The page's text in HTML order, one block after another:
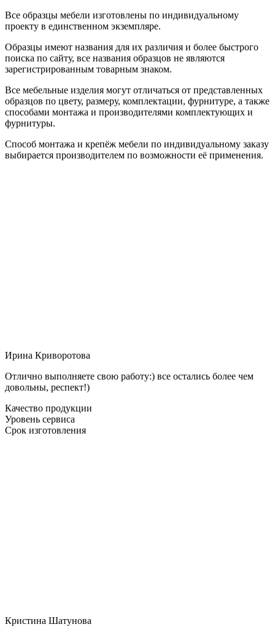
Все образцы мебели изготовлены по индивидуальному
проекту в единственном экземпляре.
Образцы имеют названия для их различия и более быстрого
поиска по сайту, все названия образцов не являются
зарегистрированным товарным знаком.
Все мебельные изделия могут отличаться от представленных
образцов по цвету, размеру, комплектации, фурнитуре, а также
способами монтажа и производителями комплектующих и
фурнитуры.
Способ монтажа и крепёж мебели по индивидуальному заказу
выбирается производителем по возможности её применения.
Ирина Криворотова
Отлично выполняете свою работу:) все остались более чем
довольны, респект!)
Качество продукции
Уровень сервиса
Срок изготовления
Кристина Шатунова